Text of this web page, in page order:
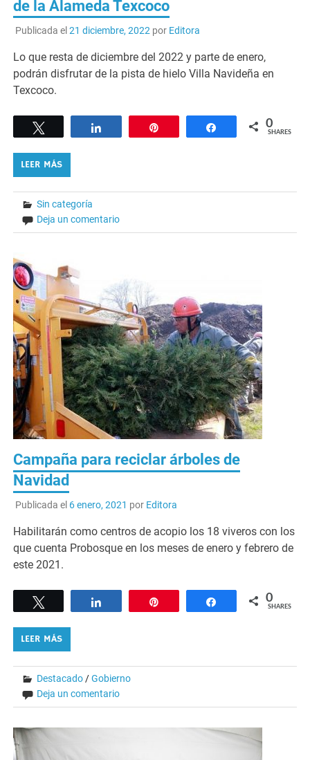
de la Alameda Texcoco
Publicada el21 diciembre, 2022 por Editora
Lo que resta de diciembre del 2022 y parte de enero,
podrán disfrutar de la pista de hielo Villa Navideña en
Texcoco.
Share 0
SHARES
LEER MÁS
Sin categoría
Deja un comentario
Campaña para reciclar árboles de
Navidad
Publicada el 6 enero, 2021 por Editora
Habilitarán como centros de acopio los 18 viveros con los
que cuenta Probosque en los meses de enero y febrero de
este 2021.
Share 0
SHARES
LEER MÁS
Destacado /Gobierno
Deja un comentario